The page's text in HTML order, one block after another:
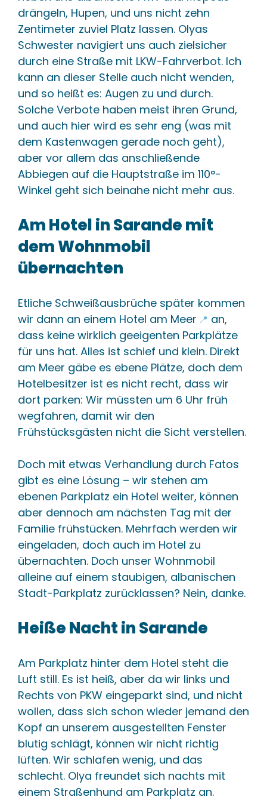
drängeln, Hupen, und uns nicht zehn
Zentimeter zuviel Platz lassen. Olyas
Schwester navigiert uns auch zielsicher
durch eine Straße mit LKW-Fahrverbot. Ich
kann an dieser Stelle auch nicht wenden,
und so heißt es: Augen zu und durch.
Solche Verbote haben meist ihren Grund,
und auch hier wird es sehr eng (was mit
dem Kastenwagen gerade noch geht),
aber vor allem das anschließende
Abbiegen auf die Hauptstraße im 110°-
Winkel geht sich beinahe nicht mehr aus.
Am Hotel in Sarande mit
dem Wohnmobil
übernachten
Etliche Schweißausbrüche später kommen
wir dann an einem Hotel am Meer 📍 an,
dass keine wirklich geeigenten Parkplätze
für uns hat. Alles ist schief und klein. Direkt
am Meer gäbe es ebene Plätze, doch dem
Hotelbesitzer ist es nicht recht, dass wir
dort parken: Wir müssten um 6 Uhr früh
wegfahren, damit wir den
Frühstücksgästen nicht die Sicht verstellen.
Doch mit etwas Verhandlung durch Fatos
gibt es eine Lösung – wir stehen am
ebenen Parkplatz ein Hotel weiter, können
aber dennoch am nächsten Tag mit der
Familie frühstücken. Mehrfach werden wir
eingeladen, doch auch im Hotel zu
übernachten. Doch unser Wohnmobil
alleine auf einem staubigen, albanischen
Stadt-Parkplatz zurücklassen? Nein, danke.
Heiße Nacht in Sarande
Am Parkplatz hinter dem Hotel steht die
Luft still. Es ist heiß, aber da wir links und
Rechts von PKW eingeparkt sind, und nicht
wollen, dass sich schon wieder jemand den
Kopf an unserem ausgestellten Fenster
blutig schlägt, können wir nicht richtig
lüften. Wir schlafen wenig, und das
schlecht. Olya freundet sich nachts mit
einem Straßenhund am Parkplatz an.